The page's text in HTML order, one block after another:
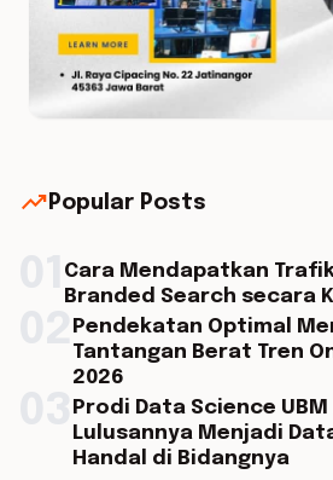
trending_up Popular Posts
Cara Mendapatkan
Branded Search secara
Pendekatan Optimal
Tantangan Berat Tren
2026
Prodi Data Science
Lulusannya Menjadi
Handal di Bidangnya